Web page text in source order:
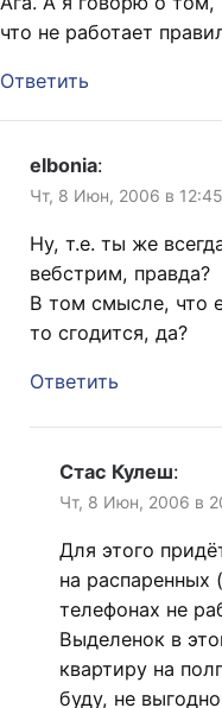
что не работает
Ответить
elbonia:
Чт, 8 Июн, 2006 в 12:45
Ну, т.е. ты же
вебстрим, правда?
В том смысле, что
то сгодится, да?
Ответить
Стас Кулеш:
Чт, 8 Июн, 2006 в
Для этого
на распаренных
телефонах не
Выделенок в
квартиру на
буду, не